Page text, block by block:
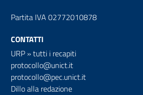
Partita IVA 02772010878
CONTATTI
URP »tutti i recapiti
protocollo@unict.it
protocollo@pec.unict.it
Dillo alla redazione